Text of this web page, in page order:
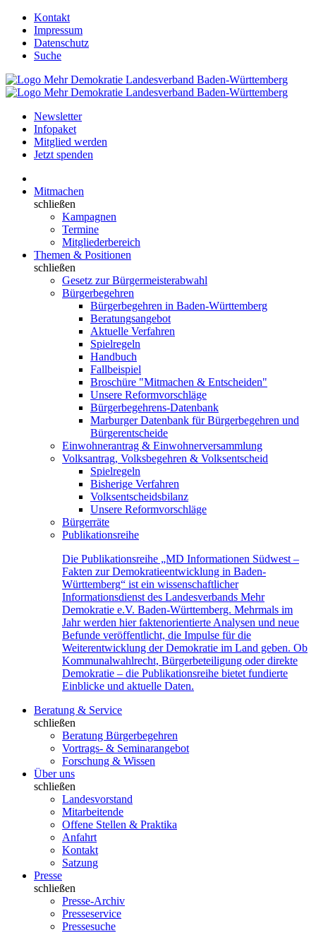
Kontakt
Impressum
Datenschutz
Suche
Newsletter
Infopaket
Mitglied werden
Jetzt spenden
Mitmachen
schließen
Kampagnen
Termine
Mitgliederbereich
Themen & Positionen
schließen
Gesetz zur Bürgermeisterabwahl
Bürgerbegehren
Bürgerbegehren in Baden-Württemberg
Beratungsangebot
Aktuelle Verfahren
Spielregeln
Handbuch
Fallbeispiel
Broschüre "Mitmachen & Entscheiden"
Unsere Reformvorschläge
Bürgerbegehrens-Datenbank
Marburger Datenbank für Bürgerbegehren und
Bürgerentscheide
Einwohnerantrag & Einwohnerversammlung
Volksantrag, Volksbegehren & Volksentscheid
Spielregeln
Bisherige Verfahren
Volksentscheidsbilanz
Unsere Reformvorschläge
Bürgerräte
Publikationsreihe
Die Publikationsreihe „MD Informationen Südwest –
Fakten zur Demokratieentwicklung in Baden-
Württemberg“ ist ein wissenschaftlicher
Informationsdienst des Landesverbands Mehr
Demokratie e.V. Baden-Württemberg. Mehrmals im
Jahr werden hier faktenorientierte Analysen und neue
Befunde veröffentlicht, die Impulse für die
Weiterentwicklung der Demokratie im Land geben. Ob
Kommunalwahlrecht, Bürgerbeteiligung oder direkte
Demokratie – die Publikationsreihe bietet fundierte
Einblicke und aktuelle Daten.
Beratung & Service
schließen
Beratung Bürgerbegehren
Vortrags- & Seminarangebot
Forschung & Wissen
Über uns
schließen
Landesvorstand
Mitarbeitende
Offene Stellen & Praktika
Anfahrt
Kontakt
Satzung
Presse
schließen
Presse-Archiv
Presseservice
Pressesuche